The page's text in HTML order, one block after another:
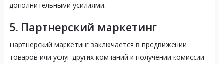
дополнительными усилиями.
5. Партнерский маркетинг
Партнерский маркетинг заключается в продвижении
товаров или услуг других компаний и получении комиссии